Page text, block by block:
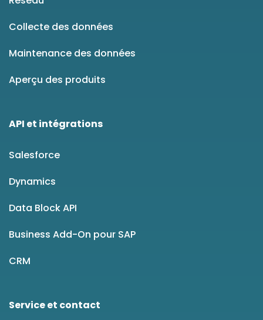
Collecte des données
Maintenance des données
Aperçu des produits
API et intégrations
Salesforce
Dynamics
Data Block API
Business Add-On pour SAP
CRM
Service et contact